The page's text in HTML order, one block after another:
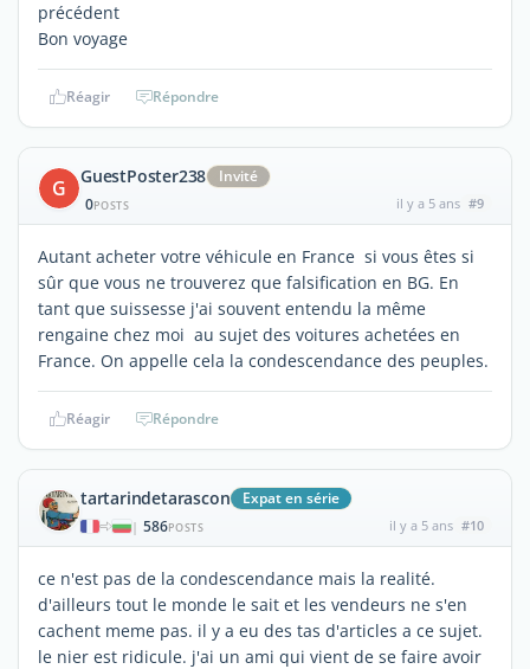
précédent
Bon voyage
Réagir Répondre
G GuestPoster238
Invité
0POSTS il y a 5 ans #9
Autant acheter votre véhicule en France si vous êtes si
sûr que vous ne trouverez que falsification en BG. En
tant que suissesse j'ai souvent entendu la même
rengaine chez moi au sujet des voitures achetées en
France. On appelle cela la condescendance des peuples.
Réagir Répondre
tartarindetarascon Expat en série
| 586POSTS il y a 5 ans #10
ce n'est pas de la condescendance mais la realité.
d'ailleurs tout le monde le sait et les vendeurs ne s'en
cachent meme pas. il y a eu des tas d'articles a ce sujet.
le nier est ridicule. j'ai un ami qui vient de se faire avoir